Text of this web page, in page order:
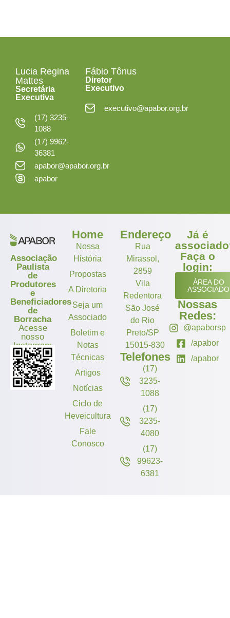
Lucia Regina
Mattes
Secretária
Executiva
(17) 3235-
1088
(17) 9962-
36381
apabor@apabor.org.br
apabor
Fábio Tônus
Diretor
Executivo
executivo@apabor.org.br
Associação
Paulista
de
Produtores
e
Beneficiadores
de
Borracha
Acesse
nosso
Instagram
Home
Nossa
História
Propostas
A Diretoria
Seja um
Associado
Boletim e
Notas
Técnicas
Artigos
Notícias
Ciclo de
Heveicultura
Fale
Conosco
Endereço
Rua
Mirassol,
2859
Vila
Redentora
São José
do Rio
Preto/SP
15015-830
Telefones
(17)
3235-
1088
(17)
3235-
4080
(17)
99623-
6381
Já é
Faça o
login:
ÁREA DO
ASSOCIADO
Nossas
Redes:
@apaborsp
/apabor
/apabor